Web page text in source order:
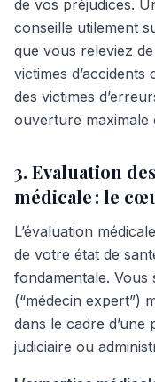
de vos préjudices.
conseille utilement
que vous releviez
victimes
des victimes
ouverture maximale
3. Evaluation
médicale : le
L’évaluation
de votre état de
fondamentale.
(“médecin expert”)
dans le cadre
judiciaire ou